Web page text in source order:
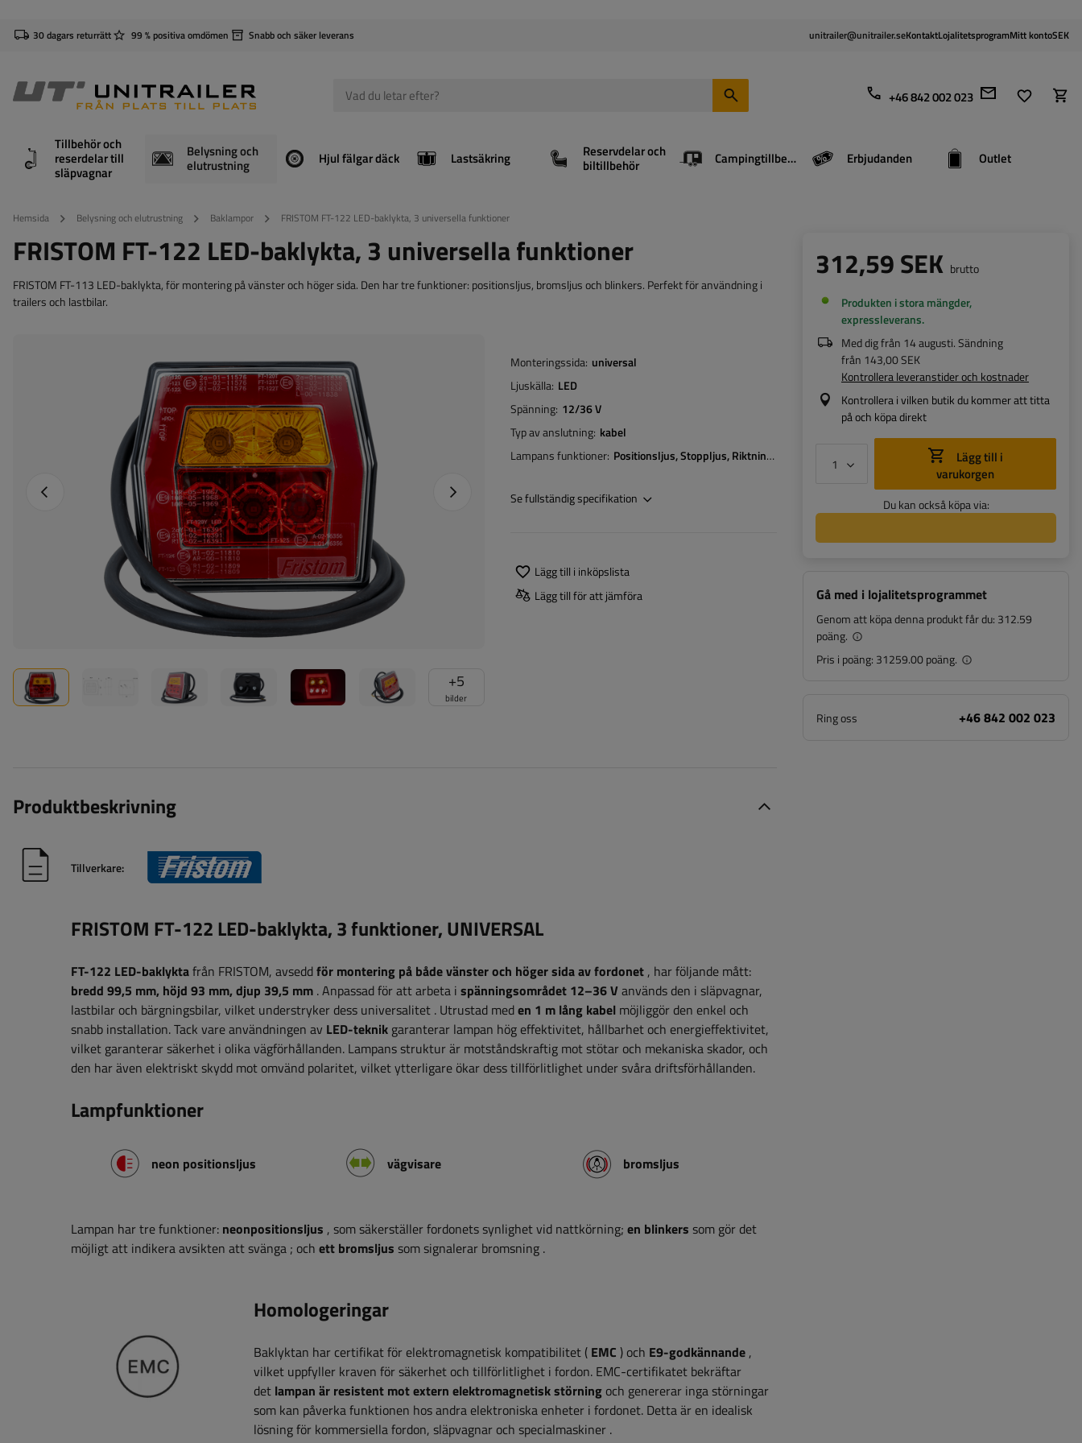
30 dagars returrätt 99 % positiva omdömen Snabb och säker leverans unitrailer@unitrailer.seKontaktLojalitetsprogramMitt kontoSEK
+46 842 002 023
Tillbehör och
reserdelar till
släpvagnar
Belysning och
elutrustning Hjul fälgar däck Lastsäkring Reservdelar och
biltillbehör Campingtillbehör Erbjudanden Outlet
Hemsida Belysning och elutrustning Baklampor FRISTOM FT-122 LED-baklykta, 3 universella funktioner
FRISTOM FT-122 LED-baklykta, 3 universella funktioner
FRISTOM FT-113 LED-baklykta, för montering på vänster och höger sida. Den har tre funktioner: positionsljus, bromsljus och blinkers. Perfekt för användning i
trailers och lastbilar.
+5
bilder
Föregående foto Nästa foto
Monteringssida universal
Ljuskälla LED
Spänning 12/36 V
Typ av anslutning kabel
Lampans funktioner Positionsljus Stoppljus Riktningsindikator
Se fullständig specifikation
Lägg till i inköpslista
Lägg till för att jämföra
312,59 SEK brutto
Produkten i stora mängder,
expressleverans
Med dig från 14 augusti. Sändning
från 143,00 SEK
Kontrollera leveranstider och kostnader
Kontrollera i vilken butik du kommer att titta
på och köpa direkt
varukorgen
Du kan också köpa via:
Gå med i lojalitetsprogrammet
Genom att köpa denna produkt får du: 312.59
poäng.
Pris i poäng: 31259.00 poäng.
Ring oss +46 842 002 023
Produktbeskrivning
Tillverkare:
FRISTOM FT-122 LED-baklykta, 3 funktioner, UNIVERSAL
FT-122 LED-baklyktafrån FRISTOM, avseddför montering på både vänster och höger sida av fordonet , har följande mått:
bredd 99,5 mm, höjd 93 mm, djup 39,5 mm .Anpassad för att arbeta i spänningsområdet 12–36 Vanvänds den i släpvagnar,
lastbilar och bärgningsbilar, vilket understryker dess universalitet . Utrustad meden 1 m lång kabel möjliggör den enkel och
snabb installation. Tack vare användningen av LED-teknik garanterar lampan hög effektivitet, hållbarhet och energieffektivitet,
vilket garanterar säkerhet i olika vägförhållanden. Lampans struktur är motståndskraftig mot stötar och mekaniska skador, och
den har även elektriskt skydd mot omvänd polaritet, vilket ytterligare ökar dess tillförlitlighet under svåra driftsförhållanden.
Lampfunktioner
neon positionsljus vägvisare bromsljus
Lampan har tre funktioner: neonpositionsljus , som säkerställer fordonets synlighet vid nattkörning; en blinkers som gör det
möjligt att indikera avsikten att svänga ; och ett bromsljus som signalerar bromsning .
Homologeringar
Baklyktan har certifikat för elektromagnetisk kompatibilitet ( EMC ) och E9-godkännande ,
vilket uppfyller kraven för säkerhet och tillförlitlighet i fordon. EMC-certifikatet bekräftar
det lampan är resistent mot extern elektromagnetisk störning och genererar inga störningar
som kan påverka funktionen hos andra elektroniska enheter i fordonet. Detta är en idealisk
lösning för kommersiella fordon, släpvagnar och specialmaskiner .